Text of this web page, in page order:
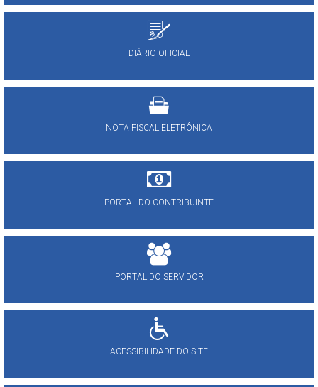
DIÁRIO OFICIAL
NOTA FISCAL ELETRÔNICA
PORTAL DO CONTRIBUINTE
PORTAL DO SERVIDOR
ACESSIBILIDADE DO SITE